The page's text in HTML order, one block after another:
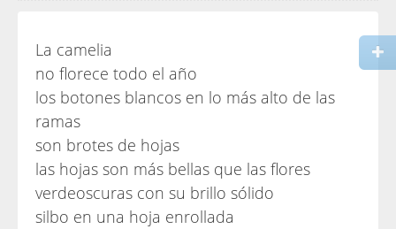
La camelia
no florece todo el año
los botones blancos en lo más alto de las
ramas
son brotes de hojas
las hojas son más bellas que las flores
verdeoscuras con su brillo sólido
silbo en una hoja enrollada